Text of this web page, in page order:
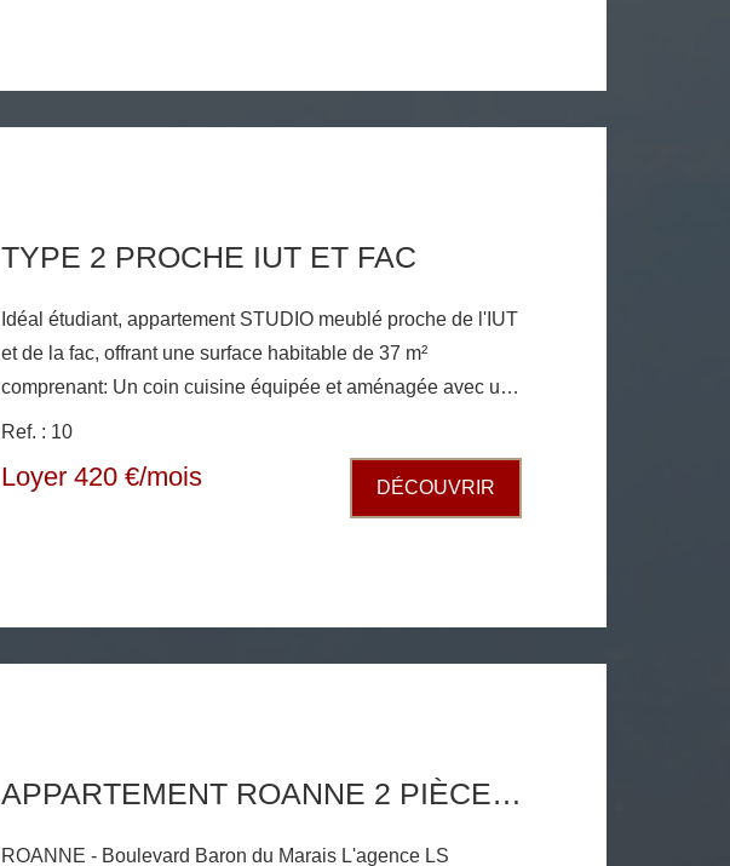
TYPE 2 PROCHE IUT ET FAC
Idéal étudiant, appartement STUDIO meublé proche de l'IUT
et de la fac, offrant une surface habitable de 37 m²
comprenant: Un coin cuisine équipée et aménagée avec un
micro-onde; un frigo; plaque de cuisson ouvert sur pièce à
vivre, une chambre avec placard et une salle d'eau avec
WC. Les plus: une buanderie accessible aux locataires avec
lave linge et sèche linge. Chauffage individuel électrique.
Ref. : 10
Loyer 420 €/mois DÉCOUVRIR
APPARTEMENT ROANNE 2 PIÈCE(S) 50.66 M2
ROANNE - Boulevard Baron du Marais L'agence LS